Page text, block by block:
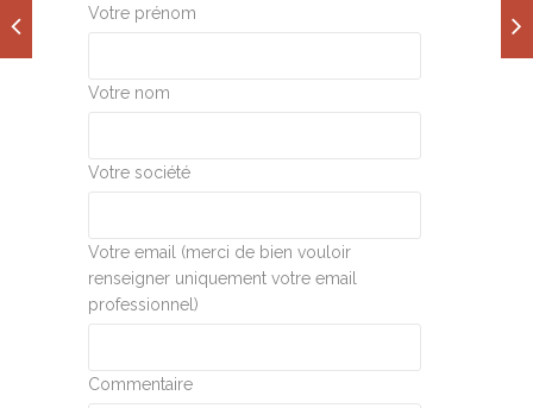
Votre prénom
Votre nom
Votre société
Votre email (merci de bien vouloir
renseigner uniquement votre email
professionnel)
Commentaire